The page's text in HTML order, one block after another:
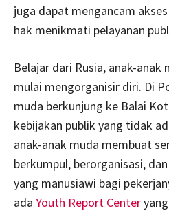
juga dapat mengancam
hak menikmati pelayanan
Belajar dari Rusia, anak-anak
mulai mengorganisir diri. Di
muda berkunjung ke Balai
kebijakan publik yang tidak
anak-anak muda membuat
berkumpul, berorganisasi,
yang manusiawi bagi
ada Youth Report Center